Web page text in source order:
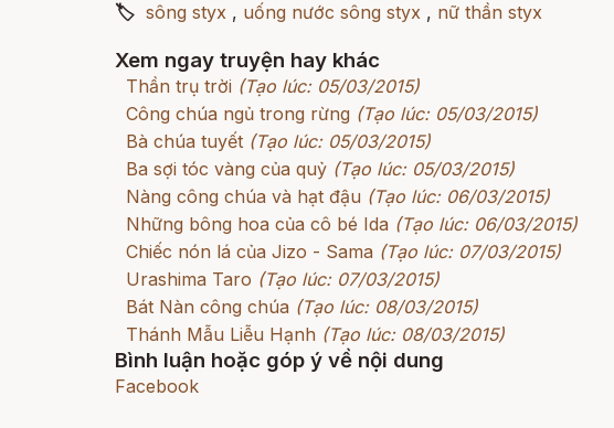
🏷 sông styx , uống nước sông styx , nữ thần styx
Xem ngay truyện hay khác
Thần trụ trời (Tạo lúc: 05/03/2015)
Công chúa ngủ trong rừng (Tạo lúc: 05/03/2015)
Bà chúa tuyết (Tạo lúc: 05/03/2015)
Ba sợi tóc vàng của quỷ (Tạo lúc: 05/03/2015)
Nàng công chúa và hạt đậu (Tạo lúc: 06/03/2015)
Những bông hoa của cô bé Ida (Tạo lúc: 06/03/2015)
Chiếc nón lá của Jizo - Sama (Tạo lúc: 07/03/2015)
Urashima Taro (Tạo lúc: 07/03/2015)
Bát Nàn công chúa (Tạo lúc: 08/03/2015)
Thánh Mẫu Liễu Hạnh (Tạo lúc: 08/03/2015)
Bình luận hoặc góp ý về nội dung
Facebook